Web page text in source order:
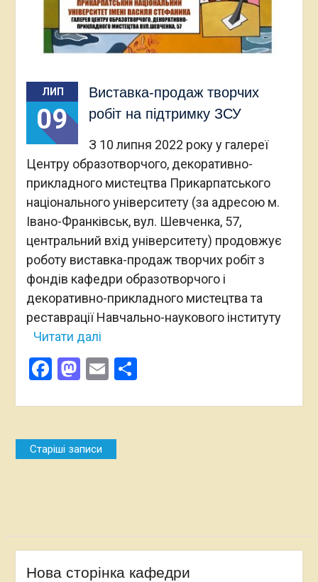
ЛИП
09
Виставка-продаж творчих
робіт на підтримку ЗСУ
З 10 липня 2022 року у галереї
Центру образотворчого, декоративно-
прикладного мистецтва Прикарпатського
національного університету (за адресою м.
Івано-Франківськ, вул. Шевченка, 57,
центральний вхід університету) продовжує
роботу виставка-продаж творчих робіт з
фондів кафедри образотворчого і
декоративно-прикладного мистецтва та
реставрації Навчально-наукового інституту
Читати далі
Facebook
Mastodon
EmailПоділитися
Навігація
за
Старіші записи
Нова сторінка кафедри